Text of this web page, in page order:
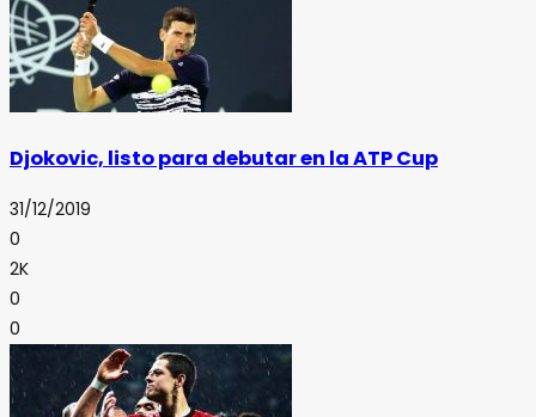
Djokovic, listo para debutar en la ATP Cup
31/12/2019
0
2K
0
0